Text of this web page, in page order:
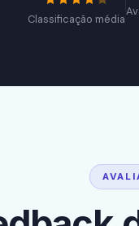
Classificação média